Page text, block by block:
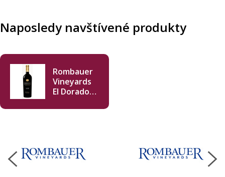
Naposledy navštívené produkty
Rombauer
Vineyards
El Dorado
2022 750 ml